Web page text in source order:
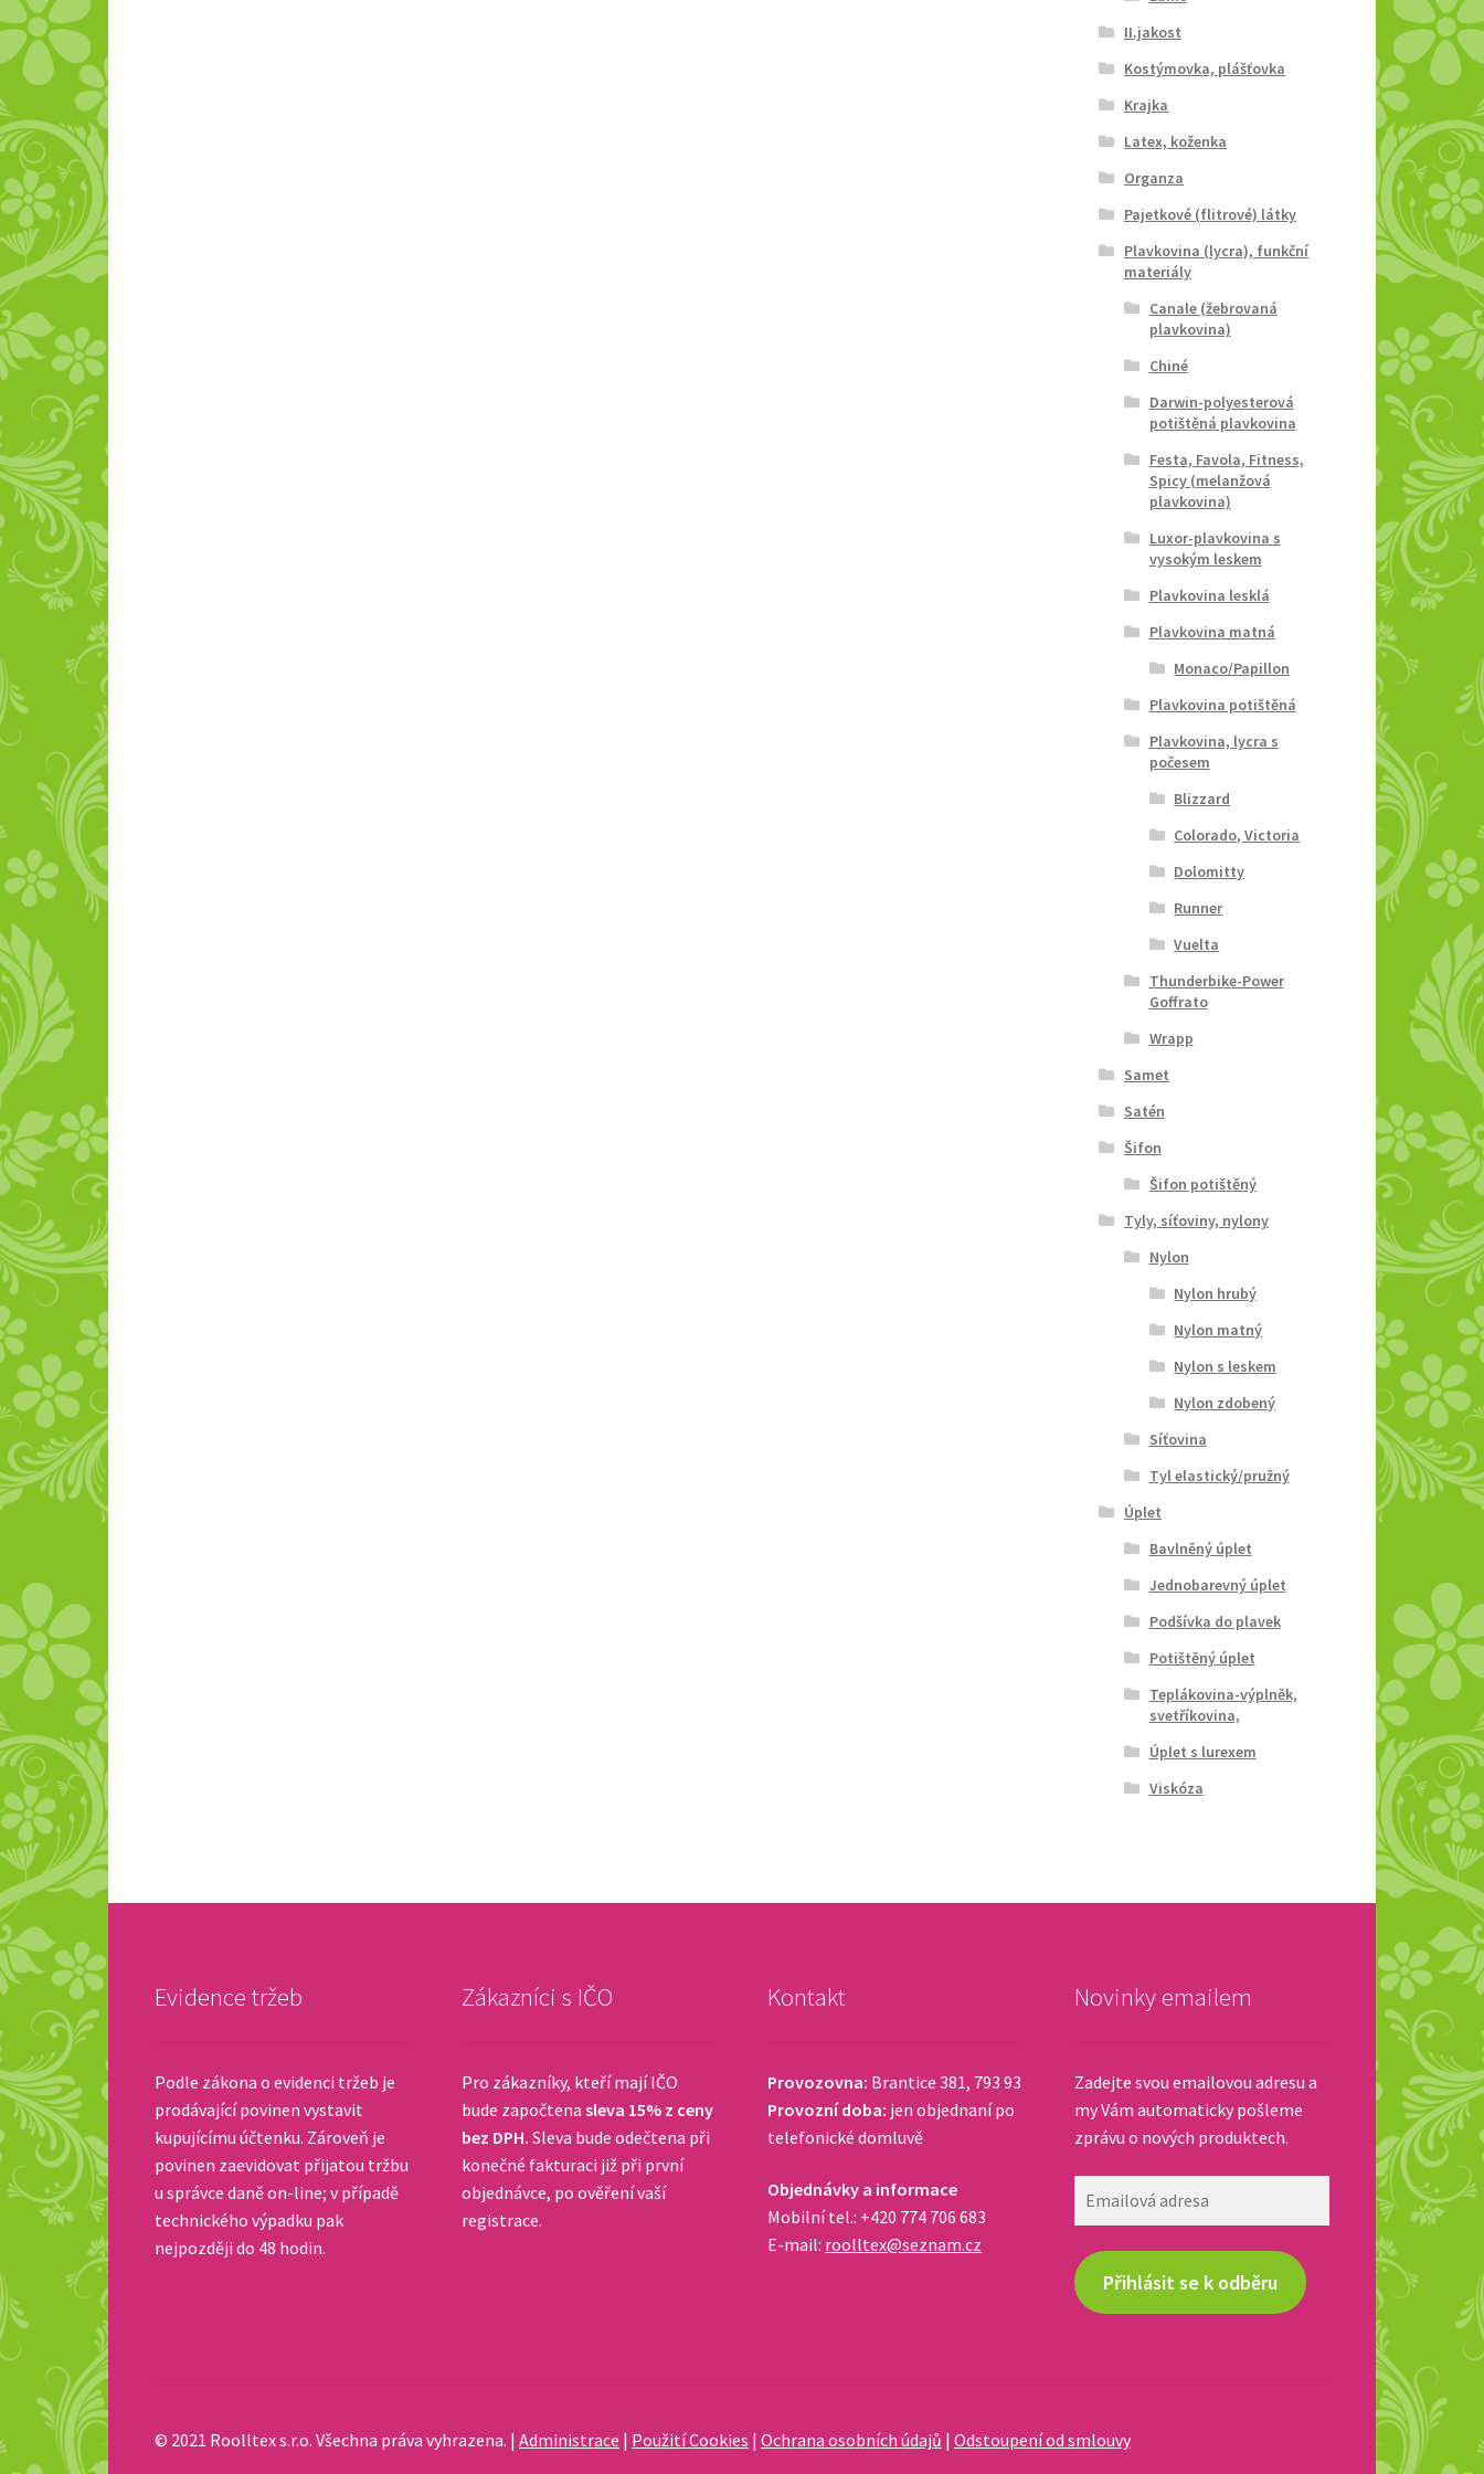
II.jakost
Kostýmovka, plášťovka
Krajka
Latex, koženka
Organza
Pajetkové (flitrové) látky
Plavkovina (lycra), funkční
materiály
Canale (žebrovaná
plavkovina)
Chiné
Darwin-polyesterová
potištěná plavkovina
Festa, Favola, Fitness,
Spicy (melanžová
plavkovina)
Luxor-plavkovina s
vysokým leskem
Plavkovina lesklá
Plavkovina matná
Monaco/Papillon
Plavkovina potištěná
Plavkovina, lycra s
počesem
Blizzard
Colorado, Victoria
Dolomitty
Runner
Vuelta
Thunderbike-Power
Goffrato
Wrapp
Samet
Satén
Šifon
Šifon potištěný
Tyly, síťoviny, nylony
Nylon
Nylon hrubý
Nylon matný
Nylon s leskem
Nylon zdobený
Síťovina
Tyl elastický/pružný
Úplet
Bavlněný úplet
Jednobarevný úplet
Podšívka do plavek
Potištěný úplet
Teplákovina-výplněk,
svetříkovina,
Úplet s lurexem
Viskóza
Evidence tržeb
Podle zákona o evidenci tržeb je
prodávající povinen vystavit
kupujícímu účtenku. Zároveň je
povinen zaevidovat přijatou tržbu
u správce daně on-line; v případě
technického výpadku pak
nejpozději do 48 hodin.
Zákazníci s IČO
Pro zákazníky, kteří mají IČO
bude započtena sleva 15% z ceny
bez DPH. Sleva bude odečtena při
konečné fakturaci již při první
objednávce, po ověření vaší
registrace.
Kontakt
Provozovna: Brantice 381, 793 93
Provozní doba: jen objednaní po
telefonické domluvě
Objednávky a informace
Mobilní tel.: +420 774 706 683
E-mail: roolltex@seznam.cz
Novinky emailem
Zadejte svou emailovou adresu a
my Vám automaticky pošleme
zprávu o nových produktech.
Přihlásit se k odběru
© 2021 Roolltex s.r.o. Všechna práva vyhrazena. |Administrace | Použití Cookies |Ochrana osobních údajů |Odstoupení od smlouvy